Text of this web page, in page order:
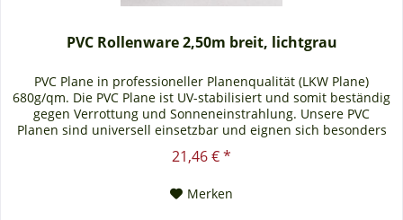
PVC Rollenware 2,50m breit, lichtgrau
PVC Plane in professioneller Planenqualität (LKW Plane)
680g/qm. Die PVC Plane ist UV-stabilisiert und somit beständig
gegen Verrottung und Sonneneinstrahlung. Unsere PVC
Planen sind universell einsetzbar und eignen sich besonders
Brennholz, Sandkastenabdeckung oder für Ihren Anhänger.
21,46 € *
Merken